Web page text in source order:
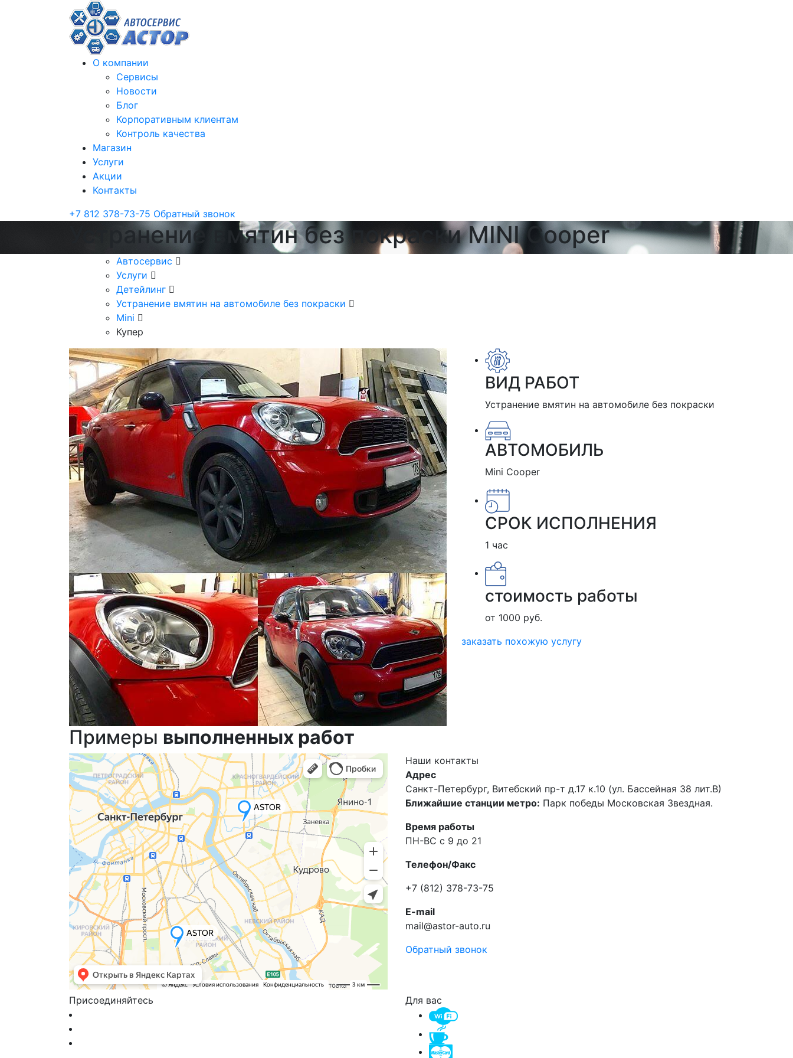
О компании
Сервисы
Новости
Блог
Корпоративным клиентам
Контроль качества
Магазин
Услуги
Акции
Контакты
+7 812 378-73-75 Обратный звонок
Устранение вмятин без покраски MINI Cooper
Автосервис
Услуги
Детейлинг
Устранение вмятин на автомобиле без покраски
Mini
Купер
ВИД РАБОТ
Устранение вмятин на автомобиле без покраски
АВТОМОБИЛЬ
Mini Cooper
СРОК ИСПОЛНЕНИЯ
1 час
стоимость работы
от 1000 руб.
заказать похожую услугу
Примеры выполненных работ
Наши контакты
Адрес
Санкт-Петербург, Витебский пр-т д.17 к.10 (ул. Бассейная 38 лит.В)
Ближайшие станции метро: Парк победы Московская Звездная.
Время работы
ПН-ВС с 9 до 21
Телефон/Факс
+7 (812) 378-73-75
E-mail
mail@astor-auto.ru
Обратный звонок
Присоединяйтесь Для вас